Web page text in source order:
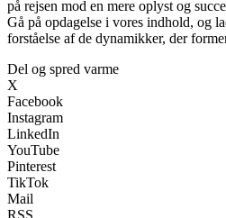
på rejsen mod en mere oplyst og
Gå på opdagelse i vores indhold, og
forståelse af de dynamikker, der
Del og spred varme
X
Facebook
Instagram
LinkedIn
YouTube
Pinterest
TikTok
Mail